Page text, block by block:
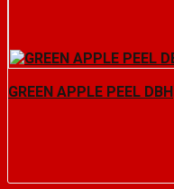
GREEN APPLE PEEL DBH